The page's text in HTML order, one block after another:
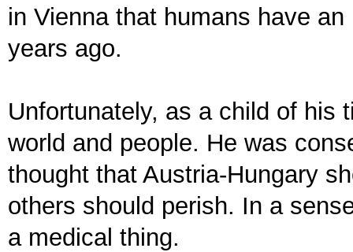
in Vienna that humans have
years ago.
Unfortunately, as a child of his
world and people. He was
thought that Austria-Hungary
others should perish. In a
a medical thing.